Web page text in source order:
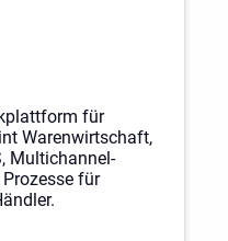
für
Warenwirtschaft,
Multichannel-
für